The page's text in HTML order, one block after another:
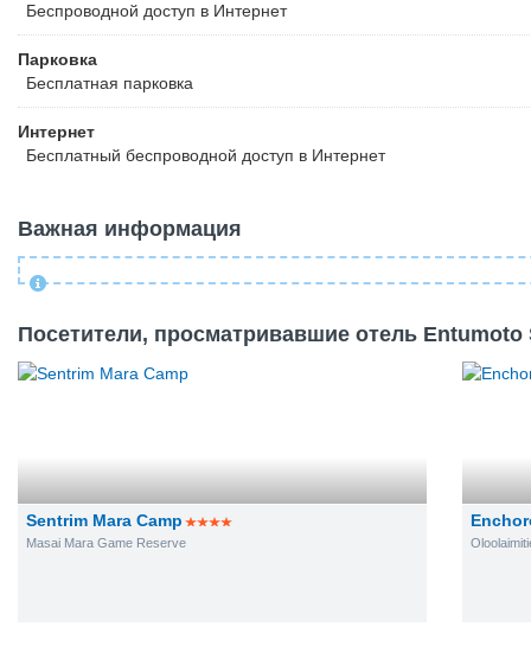
Беспроводной доступ в Интернет
Парковка
Бесплатная парковка
Интернет
Бесплатный беспроводной доступ в Интернет
Важная информация
Посетители, просматривавшие отель Entumoto
Sentrim Mara Camp
Masai Mara Game Reserve